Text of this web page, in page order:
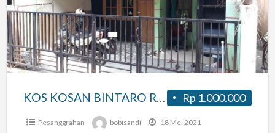
BINTARO
REMPOA
KAMAR
MANDI
DALAM
Rp 1.000.000
KOS KOSAN BINTARO REMPOA KAMAR MANDI DALAM SISA 2
Pesanggrahan bobisandi 18 Mei 2021